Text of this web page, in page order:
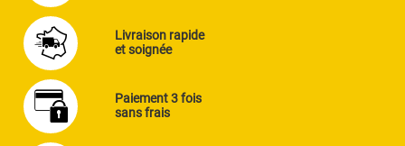
Livraison rapide
et soignée
Paiement 3 fois
sans frais